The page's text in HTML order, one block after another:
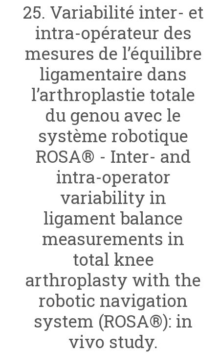
25. Variabilité inter- et
intra-opérateur des
mesures de l’équilibre
ligamentaire dans
l’arthroplastie totale
du genou avec le
système robotique
ROSA® - Inter- and
intra-operator
variability in
ligament balance
measurements in
total knee
arthroplasty with the
robotic navigation
system (ROSA®): in
vivo study.